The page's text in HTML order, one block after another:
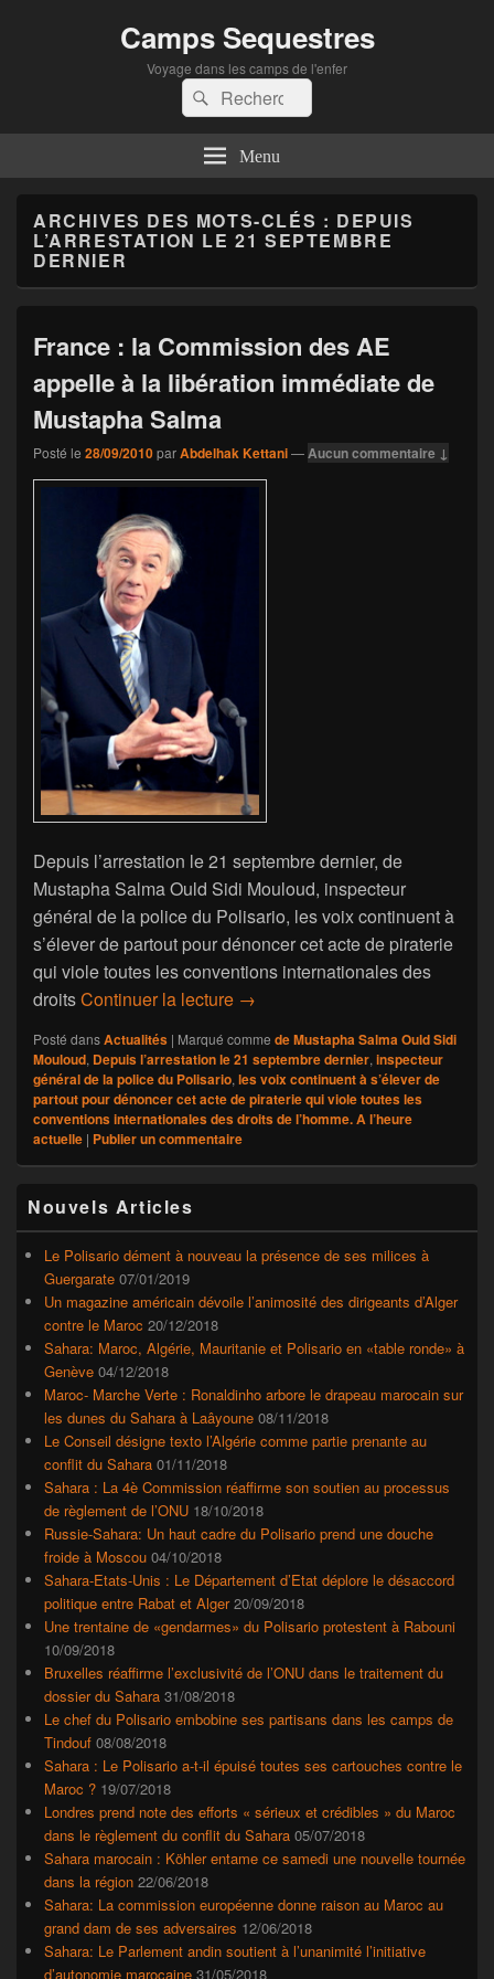
Camps Sequestres
Voyage dans les camps de l'enfer
Recherche :
Rechercher
Menu
ARCHIVES DES MOTS-CLÉS : DEPUIS
L’ARRESTATION LE 21 SEPTEMBRE
DERNIER
France : la Commission des AE
appelle à la libération immédiate de
Mustapha Salma
Posté le 28/09/2010parAbdelhak Kettani—Aucun commentaire ↓
Depuis l’arrestation le 21 septembre dernier, de
Mustapha Salma Ould Sidi Mouloud, inspecteur
général de la police du Polisario, les voix continuent à
s’élever de partout pour dénoncer cet acte de piraterie
qui viole toutes les conventions internationales des
droitsContinuer la lecture France : la Commission des
→
Posté dansActualités | Marqué comme de Mustapha Salma Ould Sidi
Mouloud, Depuis l’arrestation le 21 septembre dernier, inspecteur
général de la police du Polisario, les voix continuent à s’élever de
partout pour dénoncer cet acte de piraterie qui viole toutes les
conventions internationales des droits de l’homme. A l’heure
actuelle | Publier un commentaire
principale
de
widget
barre
latérale
Nouvels Articles
Le Polisario dément à nouveau la présence de ses milices à
Guergarate 07/01/2019
Un magazine américain dévoile l’animosité des dirigeants d’Alger
contre le Maroc 20/12/2018
Sahara: Maroc, Algérie, Mauritanie et Polisario en «table ronde» à
Genève 04/12/2018
Maroc- Marche Verte : Ronaldinho arbore le drapeau marocain sur
les dunes du Sahara à Laâyoune 08/11/2018
Le Conseil désigne texto l’Algérie comme partie prenante au
conflit du Sahara 01/11/2018
Sahara : La 4è Commission réaffirme son soutien au processus
de règlement de l’ONU 18/10/2018
Russie-Sahara: Un haut cadre du Polisario prend une douche
froide à Moscou 04/10/2018
Sahara-Etats-Unis : Le Département d’Etat déplore le désaccord
politique entre Rabat et Alger 20/09/2018
Une trentaine de «gendarmes» du Polisario protestent à Rabouni
10/09/2018
Bruxelles réaffirme l’exclusivité de l’ONU dans le traitement du
dossier du Sahara 31/08/2018
Le chef du Polisario embobine ses partisans dans les camps de
Tindouf 08/08/2018
Sahara : Le Polisario a-t-il épuisé toutes ses cartouches contre le
Maroc ? 19/07/2018
Londres prend note des efforts « sérieux et crédibles » du Maroc
dans le règlement du conflit du Sahara 05/07/2018
Sahara marocain : Köhler entame ce samedi une nouvelle tournée
dans la région 22/06/2018
Sahara: La commission européenne donne raison au Maroc au
grand dam de ses adversaires 12/06/2018
Sahara: Le Parlement andin soutient à l’unanimité l’initiative
d’autonomie marocaine 31/05/2018